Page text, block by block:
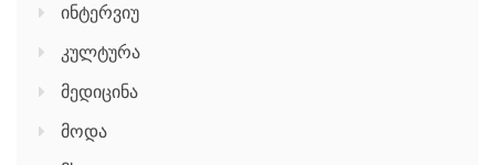
ინტერვიუ
კულტურა
მედიცინა
მოდა